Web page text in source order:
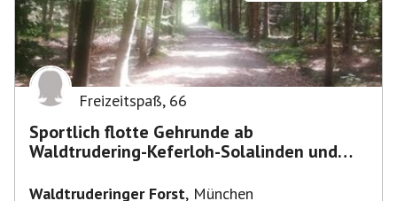
Freizeitspaß, 66
Sportlich flotte Gehrunde ab
Waldtrudering-Keferloh-Solalinden und
Waldtruderinger Forst, München